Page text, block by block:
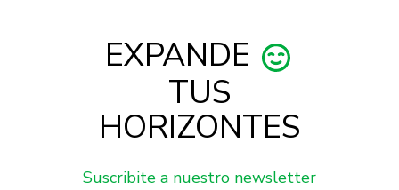
EXPANDE
TUS
HORIZONTES
Suscribite a nuestro newsletter